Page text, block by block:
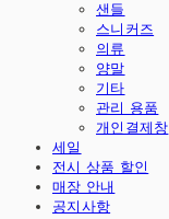
샌들
스니커즈
의류
양말
기타
관리 용품
개인결제창
세일
전시 상품 할인
매장 안내
공지사항